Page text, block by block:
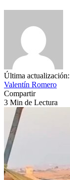
Última
Valentín Romero
Compartir
3 Min de Lectura